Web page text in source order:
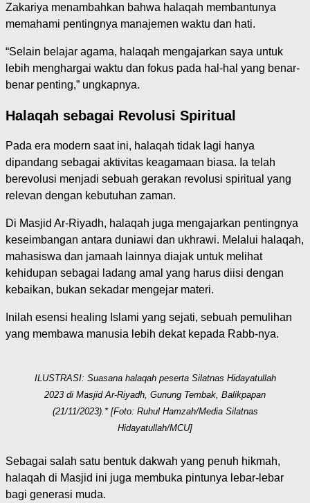
Zakariya menambahkan bahwa halaqah membantunya
memahami pentingnya manajemen waktu dan hati.
“Selain belajar agama, halaqah mengajarkan saya untuk
lebih menghargai waktu dan fokus pada hal-hal yang benar-
benar penting,” ungkapnya.
Halaqah sebagai Revolusi Spiritual
Pada era modern saat ini, halaqah tidak lagi hanya
dipandang sebagai aktivitas keagamaan biasa. Ia telah
berevolusi menjadi sebuah gerakan revolusi spiritual yang
relevan dengan kebutuhan zaman.
Di Masjid Ar-Riyadh, halaqah juga mengajarkan pentingnya
keseimbangan antara duniawi dan ukhrawi. Melalui halaqah,
mahasiswa dan jamaah lainnya diajak untuk melihat
kehidupan sebagai ladang amal yang harus diisi dengan
kebaikan, bukan sekadar mengejar materi.
Inilah esensi healing Islami yang sejati, sebuah pemulihan
yang membawa manusia lebih dekat kepada Rabb-nya.
ILUSTRASI: Suasana halaqah peserta Silatnas Hidayatullah
2023 di Masjid Ar-Riyadh, Gunung Tembak, Balikpapan
(21/11/2023).* [Foto: Ruhul Hamzah/Media Silatnas
Hidayatullah/MCU]
Sebagai salah satu bentuk dakwah yang penuh hikmah,
halaqah di Masjid ini juga membuka pintunya lebar-lebar
bagi generasi muda.